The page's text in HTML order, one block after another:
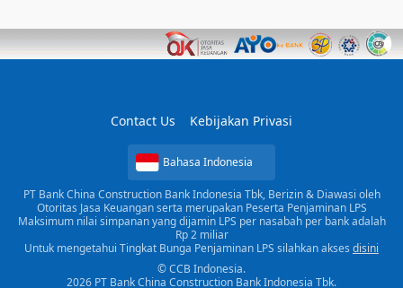
Contact Us Kebijakan Privasi
Bahasa Indonesia
PT Bank China Construction Bank Indonesia Tbk, Berizin & Diawasi oleh
Otoritas Jasa Keuangan serta merupakan Peserta Penjaminan LPS
Maksimum nilai simpanan yang dijamin LPS per nasabah per bank adalah
Rp 2 miliar
Untuk mengetahui Tingkat Bunga Penjaminan LPS silahkan akses disini
© CCB Indonesia.
2026 PT Bank China Construction Bank Indonesia Tbk.